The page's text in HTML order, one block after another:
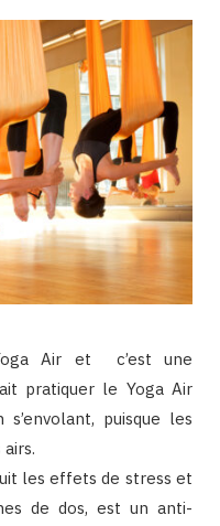
Air et c’est une
pratiquer le Yoga Air
puisque les
les effets de stress et
de dos, est un anti-